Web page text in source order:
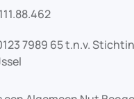
7989 65 t.n.v.